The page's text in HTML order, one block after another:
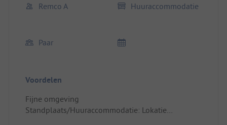
Remco A Huuraccommodatie
Paar
Voordelen
Fijne omgeving
Standplaats/Huuraccommodatie: Lokatie